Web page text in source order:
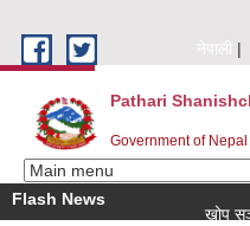
नेपाली
Pathari
Government of Nepal
Flash News
खोप